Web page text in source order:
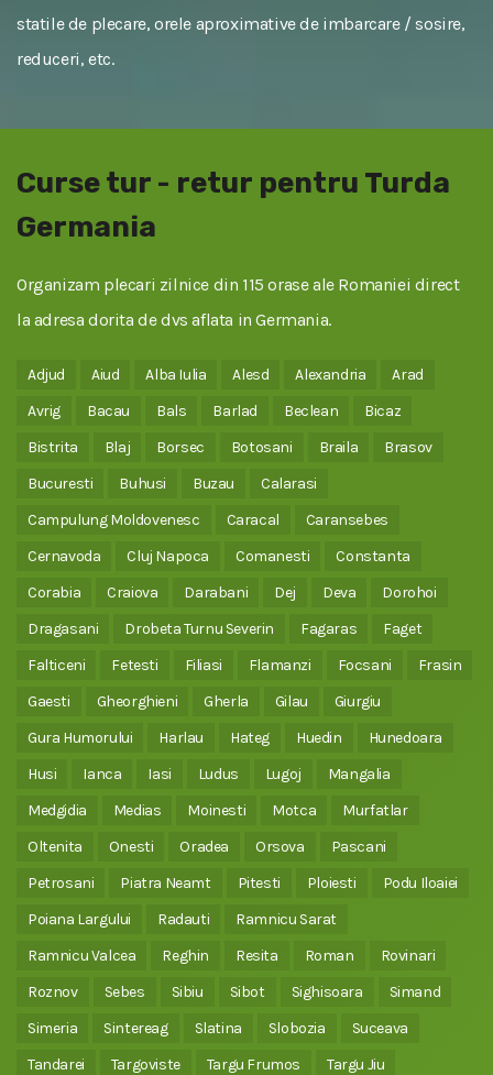
statile de plecare, orele aproximative de imbarcare / sosire,
reduceri, etc.
Curse tur - retur pentru Turda
Germania
Organizam plecari zilnice din 115 orase ale Romaniei direct
la adresa dorita de dvs aflata in Germania.
Adjud Aiud Alba Iulia Alesd Alexandria
Arad
Avrig
Bacau Bals Barlad Beclean
Bicaz
Bistrita
Blaj Borsec Botosani Braila
Brasov
Bucuresti
Buhusi Buzau
Calarasi
Campulung Moldovenesc
Caracal
Caransebes
Cernavoda
Cluj Napoca Comanesti
Constanta
Corabia
Craiova Darabani Dej Deva
Dorohoi
Dragasani
Drobeta Turnu Severin Fagaras
Faget
Falticeni
Fetesti Filiasi Flamanzi Focsani
Frasin
Gaesti
Gheorghieni Gherla Gilau
Giurgiu
Gura Humorului
Harlau Hateg Huedin
Hunedoara
Husi
Ianca Iasi Ludus Lugoj
Mangalia
Medgidia
Medias Moinesti Motca
Murfatlar
Oltenita
Onesti Oradea Orsova
Pascani
Petrosani
Piatra Neamt Pitesti Ploiesti
Podu Iloaiei
Poiana Largului
Radauti
Ramnicu Sarat
Ramnicu Valcea
Reghin Resita Roman
Rovinari
Roznov
Sebes Sibiu Sibot Sighisoara
Simand
Simeria
Sintereag Slatina Slobozia
Suceava
Tandarei
Targoviste Targu Frumos
Targu Jiu